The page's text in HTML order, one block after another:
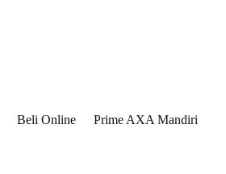
Beli Online
Prime AXA Mandiri